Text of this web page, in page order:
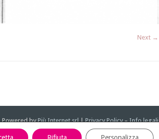
Next →
Powered byPiù Internet srl|Privacy Policy–Info legali